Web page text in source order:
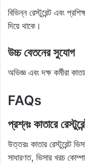
বিভিন্ন রেস্টুরেন্ট এবং
দিয়ে থাকে।
উচ্চ বেতনের সুযোগ
অভিজ্ঞ এবং দক্ষ কর্মীরা
FAQs
প্রশ্নঃ কাতারে
উত্তরঃ কাতার রেস্টুরেন্ট
সাধারণত, ভিসার খরচ